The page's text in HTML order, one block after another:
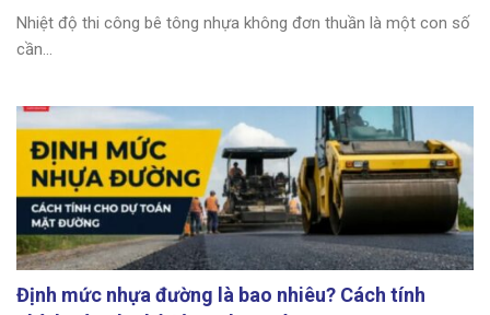
Nhiệt độ thi công bê tông nhựa không đơn thuần là một con số
cần...
Định mức nhựa đường là bao nhiêu? Cách tính